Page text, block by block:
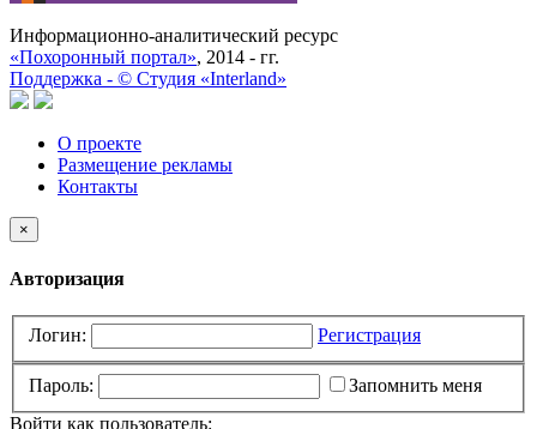
Информационно-аналитический ресурс
«Похоронный портал», 2014 - гг.
Поддержка - © Cтудия «Interland»
О проекте
Размещение рекламы
Контакты
×
Авторизация
Логин: Регистрация
Пароль:
Запомнить меня
Войти как пользователь: